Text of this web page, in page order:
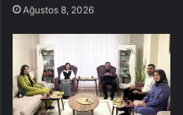
Ağustos 8, 2026